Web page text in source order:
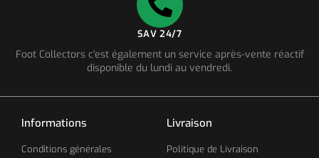
SAV 24/7
Foot Collectors c'est également un service après-vente réactif
disponible du lundi au vendredi.
Informations
Conditions générales
Livraison
Politique de Livraison